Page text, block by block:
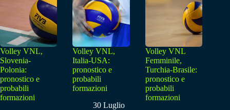
Volley VNL,
Slovenia-
Polonia:
pronostico e
probabili
formazioni
Volley VNL,
Italia-USA:
pronostico e
probabili
formazioni
30 Luglio
Volley VNL
Femminile,
Turchia-Brasile:
pronostico e
probabili
formazioni